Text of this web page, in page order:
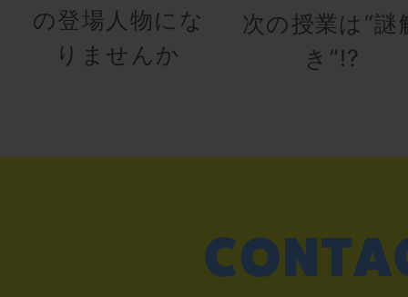
の登場人物にな
りませんか
次の授業は“謎
き”!?